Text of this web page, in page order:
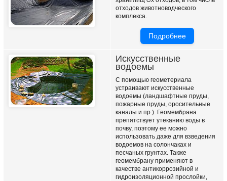
отходов животноводческого
комплекса.
Подробнее
Искусственные
водоемы
С помощью геометериала
устраивают искусственные
водоемы (ландшафтные пруды,
пожарные пруды, оросительные
каналы и пр.). Геомембрана
препятствует утеканию воды в
почву, поэтому ее можно
использовать даже для взведения
водоемов на солончаках и
песчаных грунтах. Также
геомембрану применяют в
качестве антикоррозийной и
гидроизоляционной прослойки,